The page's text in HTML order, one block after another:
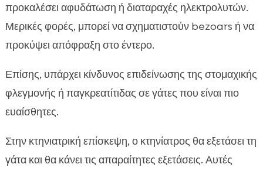
προκαλέσει αφυδάτωση ή διαταραχές ηλεκτρολυτών.
Μερικές φορές, μπορεί να σχηματιστούν bezoars ή να
προκύψει απόφραξη στο έντερο.
Επίσης, υπάρχει κίνδυνος επιδείνωσης της στομαχικής
φλεγμονής ή παγκρεατίτιδας σε γάτες που είναι πιο
ευαίσθητες.
Στην κτηνιατρική επίσκεψη, ο κτηνίατρος θα εξετάσει τη
γάτα και θα κάνει τις απαραίτητες εξετάσεις. Αυτές